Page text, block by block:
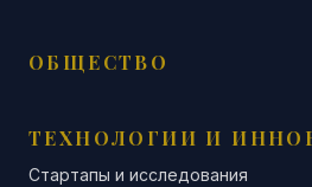
ОБЩЕСТВО
ТЕХНОЛОГИИ И
Стартапы и исследования